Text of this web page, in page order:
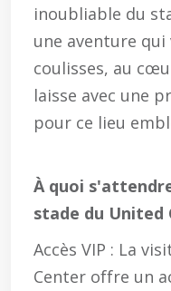
inoubliable du
une aventure qui
coulisses, au
laisse avec une
pour ce lieu
À quoi
stade du United
Accès VIP : La
Center offre un